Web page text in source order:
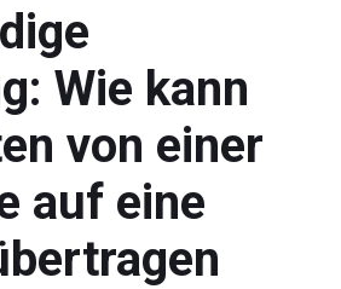
Wie kann
von einer
auf eine